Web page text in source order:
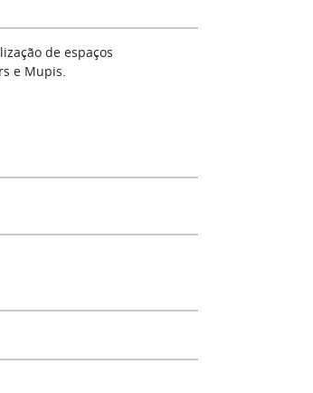
de espaços
e Mupis.